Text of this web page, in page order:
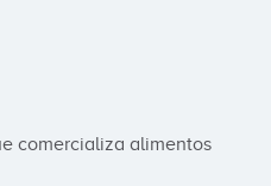
comercializa alimentos